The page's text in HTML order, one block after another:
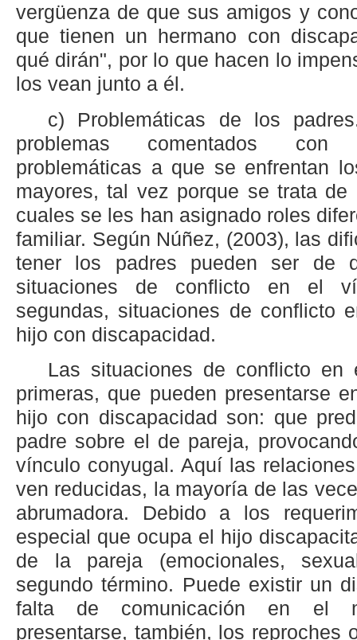
vergüenza de que sus amigos y
que tienen un hermano con
qué dirán", por lo que hacen lo
los vean junto a él.
c) Problemáticas de los
problemas comentados con
problemáticas a que se enfrentan
mayores, tal vez porque se trata
cuales se les han asignado roles
familiar. Según Núñez, (2003), las
tener los padres pueden ser de
situaciones de conflicto en el
segundas, situaciones de conflicto
hijo con discapacidad.
Las situaciones de conflicto en
primeras, que pueden presentarse
hijo con discapacidad son: que
padre sobre el de pareja,
vínculo conyugal. Aquí las
ven reducidas, la mayoría de las
abrumadora. Debido a los
especial que ocupa el hijo
de la pareja (emocionales,
segundo término. Puede existir un
falta de comunicación en el
presentarse, también, los reproches